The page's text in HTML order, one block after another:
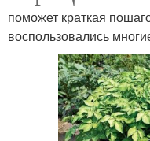
поможет краткая
воспользовались